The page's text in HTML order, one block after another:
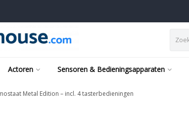
Actoren Sensoren & Bedieningsapparaten
Metal Edition – incl. 4 tasterbedieningen